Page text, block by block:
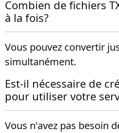
Combien de fichiers
à la fois?
Vous pouvez convertir
simultanément.
Est-il nécessaire de
pour utiliser votre
Vous n'avez pas besoin